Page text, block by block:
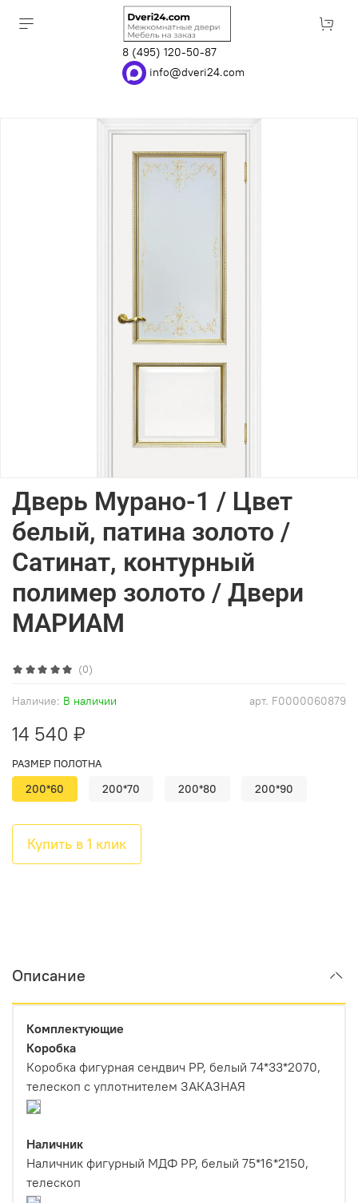
8 (495) 120-50-87
info@dveri24.com
(0)
арт. F0000060879
Наличие: В наличии
Дверь Мурано-1 / Цвет
белый, патина золото /
Сатинат, контурный
полимер золото / Двери
МАРИАМ
14 540 ₽
Купить в 1 клик
РАЗМЕР ПОЛОТНА
200*60 200*70 200*80 200*90
Описание
Комплектующие
Коробка
Коробка фигурная сендвич PP, белый 74*33*2070,
телескоп с уплотнителем ЗАКАЗНАЯ
Наличник
Наличник фигурный МДФ PP, белый 75*16*2150,
телескоп